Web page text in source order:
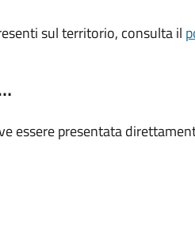
sul territorio, consulta il
essere presentata